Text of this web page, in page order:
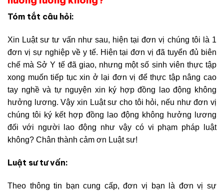
Tóm tắt câu hỏi:
Xin Luật sư tư vấn như sau, hiện tại đơn vị chúng tôi là 1
đơn vị sự nghiệp về y tế. Hiện tại đơn vị đã tuyển đủ biên
chế mà Sở Y tế đã giao, nhưng một số sinh viên thực tập
xong muốn tiếp tục xin ở lại đơn vị để thực tập nâng cao
tay nghề và tự nguyện xin ký hợp đồng lao động không
hưởng lương. Vậy xin Luật sư cho tôi hỏi, nếu như đơn vị
chúng tôi ký kết hợp đồng lao động không hưởng lương
đối với người lao động như vậy có vi phạm pháp luật
không? Chân thành cảm ơn Luật sư!
Luật sư tư vấn:
Theo thông tin bạn cung cấp, đơn vị bạn là đơn vị sự